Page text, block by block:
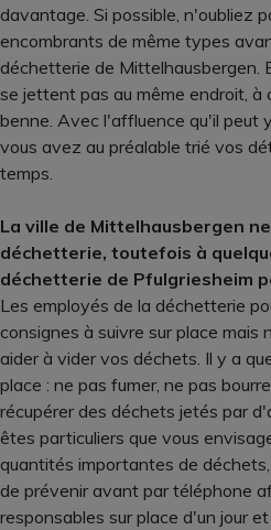
davantage. Si possible, n'oubliez
encombrants de même types
déchetterie de Mittelhausbergen.
se jettent pas au même endroit, à
benne. Avec l'affluence qu'il peut
vous avez au préalable trié vos
temps.
La ville de Mittelhausbergen
déchetterie, toutefois à
déchetterie de Pfulgriesheim
Les employés de la déchetterie
consignes à suivre sur place mais
aider à vider vos déchets. Il y a
place : ne pas fumer, ne pas
récupérer des déchets jetés par
êtes particuliers que vous
quantités importantes de
de prévenir avant par téléphone
responsables sur place d'un jour